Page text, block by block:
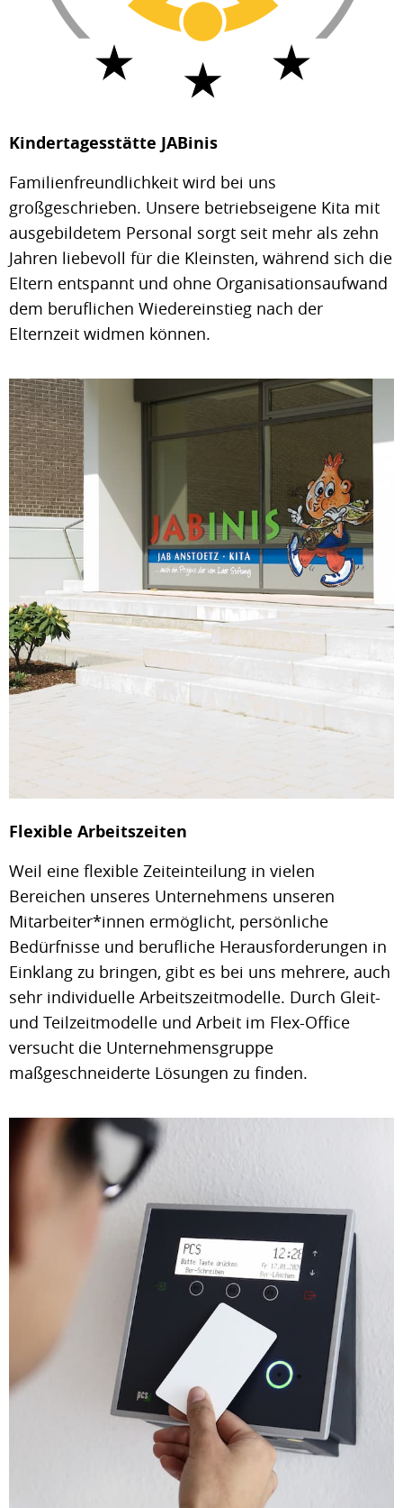
Kindertagesstätte JABinis
Familienfreundlichkeit wird bei uns
großgeschrieben. Unsere betriebseigene Kita mit
ausgebildetem Personal sorgt seit mehr als zehn
Jahren liebevoll für die Kleinsten, während sich die
Eltern entspannt und ohne Organisationsaufwand
dem beruflichen Wiedereinstieg nach der
Elternzeit widmen können.
Flexible Arbeitszeiten
Weil eine flexible Zeiteinteilung in vielen
Bereichen unseres Unternehmens unseren
Mitarbeiter*innen ermöglicht, persönliche
Bedürfnisse und berufliche Herausforderungen in
Einklang zu bringen, gibt es bei uns mehrere, auch
sehr individuelle Arbeitszeitmodelle. Durch Gleit-
und Teilzeitmodelle und Arbeit im Flex-Office
versucht die Unternehmensgruppe
maßgeschneiderte Lösungen zu finden.